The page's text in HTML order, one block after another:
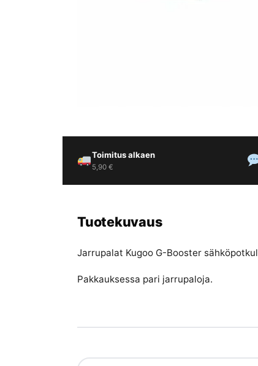
Toimitus alkaen
5,90 €
Tuotekuvaus
Jarrupalat Kugoo G-Booster
Pakkauksessa pari jarrupaloja.